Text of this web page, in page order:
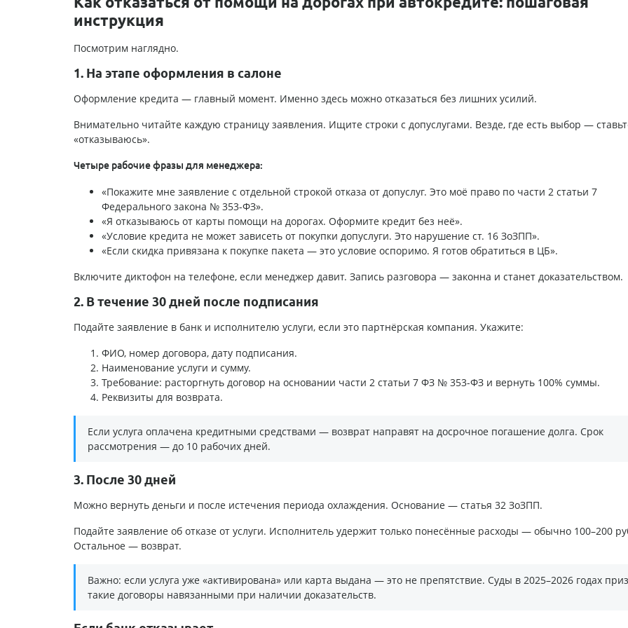
инструкция
Посмотрим наглядно.
1. На этапе оформления в салоне
Оформление кредита — главный момент. Именно здесь можно отказаться без лишних усилий.
Внимательно читайте каждую страницу заявления. Ищите строки с допуслугами. Везде, где есть выбор —
«отказываюсь».
Четыре рабочие фразы для менеджера:
«Покажите мне заявление с отдельной строкой отказа от допуслуг. Это моё право по части 2 статьи 7
Федерального закона № 353-ФЗ».
«Я отказываюсь от карты помощи на дорогах. Оформите кредит без неё».
«Условие кредита не может зависеть от покупки допуслуги. Это нарушение ст. 16 ЗоЗПП».
«Если скидка привязана к покупке пакета — это условие оспоримо. Я готов обратиться в ЦБ».
Включите диктофон на телефоне, если менеджер давит. Запись разговора — законна и станет доказательством.
2. В течение 30 дней после подписания
Подайте заявление в банк и исполнителю услуги, если это партнёрская компания. Укажите:
ФИО, номер договора, дату подписания.
Наименование услуги и сумму.
Требование: расторгнуть договор на основании части 2 статьи 7 ФЗ № 353-ФЗ и вернуть 100% суммы.
Реквизиты для возврата.
Если услуга оплачена кредитными средствами — возврат направят на досрочное погашение долга. Срок
рассмотрения — до 10 рабочих дней.
3. После 30 дней
Можно вернуть деньги и после истечения периода охлаждения. Основание — статья 32 ЗоЗПП.
Подайте заявление об отказе от услуги. Исполнитель удержит только понесённые расходы — обычно 100–200
Остальное — возврат.
Важно: если услуга уже «активирована» или карта выдана — это не препятствие. Суды в 2025–2026 годах
такие договоры навязанными при наличии доказательств.